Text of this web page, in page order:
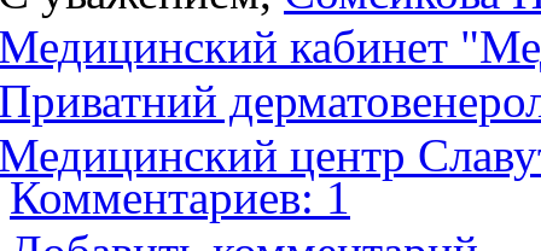
кабинет
центр
Комментариев: 1